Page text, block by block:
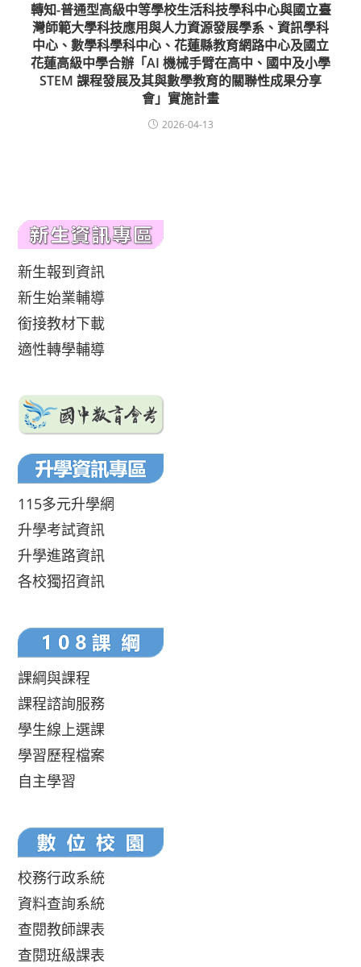
轉知-普通型高級中等學校生活科技學科中心與國立臺
灣師範大學科技應用與人力資源發展學系、資訊學科
中心、數學科學科中心、花蓮縣教育網路中心及國立
花蓮高級中學合辦「AI 機械手臂在高中、國中及小學
STEM 課程發展及其與數學教育的關聯性成果分享
會」實施計畫
2026-04-13
新生報到資訊
新生始業輔導
銜接教材下載
適性轉學輔導
115多元升學網
升學考試資訊
升學進路資訊
各校獨招資訊
課綱與課程
課程諮詢服務
學生線上選課
學習歷程檔案
自主學習
校務行政系統
資料查詢系統
查閱教師課表
查閱班級課表